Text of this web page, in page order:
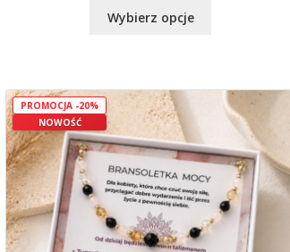
Wybierz opcje
wariantów.
Opcje
można
wybrać
na
stronie
produktu
NOWOŚĆ
PROMOCJA -20%